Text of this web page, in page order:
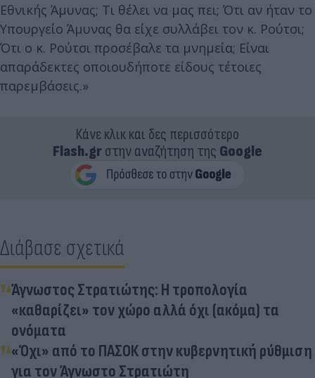
Εθνικής Άμυνας; Τι θέλει να μας πει; Ότι αν ήταν το
Υπουργείο Άμυνας θα είχε συλλάβει τον κ. Ρούτσι;
Ότι ο κ. Ρούτσι προσέβαλε τα μνημεία; Είναι
απαράδεκτες οποιουδήποτε είδους τέτοιες
παρεμβάσεις.»
Κάνε κλικ και δες περισσότερο
Flash.grστην αναζήτηση της Google
Διάβασε σχετικά
Άγνωστος Στρατιώτης: Η τροπολογία
«καθαρίζει» τον χώρο αλλά όχι (ακόμα) τα
ονόματα
«Όχι» από το ΠΑΣΟΚ στην κυβερνητική ρύθμιση
για τον Άγνωστο Στρατιώτη